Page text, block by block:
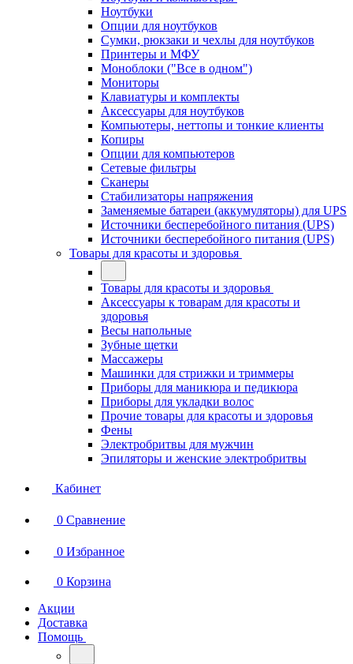
Ноутбуки
Опции для ноутбуков
Сумки, рюкзаки и чехлы для ноутбуков
Принтеры и МФУ
Моноблоки ("Все в одном")
Мониторы
Клавиатуры и комплекты
Аксессуары для ноутбуков
Компьютеры, неттопы и тонкие клиенты
Копиры
Опции для компьютеров
Сетевые фильтры
Сканеры
Стабилизаторы напряжения
Заменяемые батареи (аккумуляторы) для UPS
Источники бесперебойного питания (UPS)
Источники бесперебойного питания (UPS)
Товары для красоты и здоровья
Товары для красоты и здоровья
Аксессуары к товарам для красоты и
здоровья
Весы напольные
Зубные щетки
Массажеры
Машинки для стрижки и триммеры
Приборы для маникюра и педикюра
Приборы для укладки волос
Прочие товары для красоты и здоровья
Фены
Электробритвы для мужчин
Эпиляторы и женские электробритвы
Кабинет
0 Сравнение
0 Избранное
0 Корзина
Акции
Доставка
Помощь